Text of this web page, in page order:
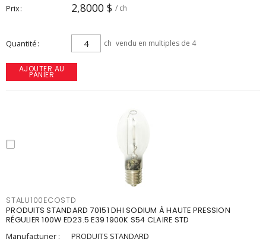
Prix 2,8000 $ / ch
Quantité ch vendu en multiples de 4
AJOUTER AU
PANIER
STALU100ECOSTD
PRODUITS STANDARD 70151 DHI SODIUM À HAUTE PRESSION
RÉGULIER 100W ED23.5 E39 1900K S54 CLAIRE STD
Manufacturier :
PRODUITS STANDARD